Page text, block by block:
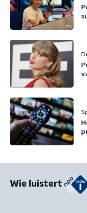
Wie luistert